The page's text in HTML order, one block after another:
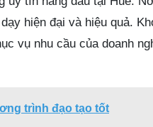
hiện đại và hiệu quả.
vụ nhu cầu của doanh
trình đạo tạo tốt